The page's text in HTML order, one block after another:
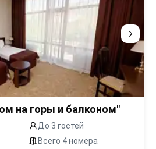
на горы и балконом"
До 3 гостей
Всего 4 номера